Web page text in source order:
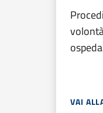
VAI